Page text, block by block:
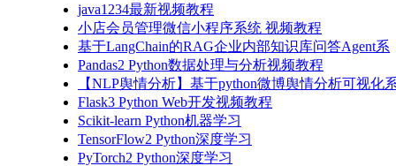
java1234最新视频教程
小店会员管理微信小程序系统 视频教程
基于LangChain的RAG企业内部知识库问答Agent系
Pandas2 Python数据处理与分析视频教程
【NLP舆情分析】基于python微博舆情分析可视化
Flask3 Python Web开发视频教程
Scikit-learn Python机器学习
TensorFlow2 Python深度学习
PyTorch2 Python深度学习